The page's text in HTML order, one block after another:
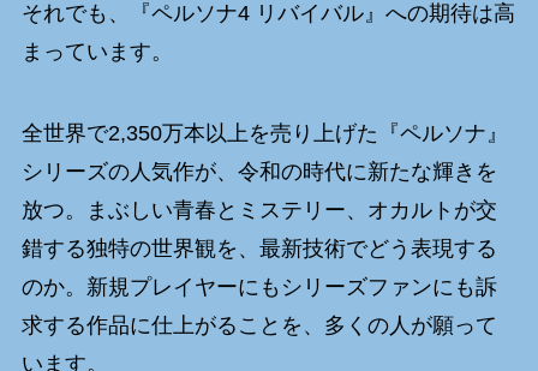
それでも、『ペルソナ4 リバイバル』への期待は高
まっています。
全世界で2,350万本以上を売り上げた『ペルソナ』
シリーズの人気作が、令和の時代に新たな輝きを
放つ。まぶしい青春とミステリー、オカルトが交
錯する独特の世界観を、最新技術でどう表現する
のか。新規プレイヤーにもシリーズファンにも訴
求する作品に仕上がることを、多くの人が願って
います。